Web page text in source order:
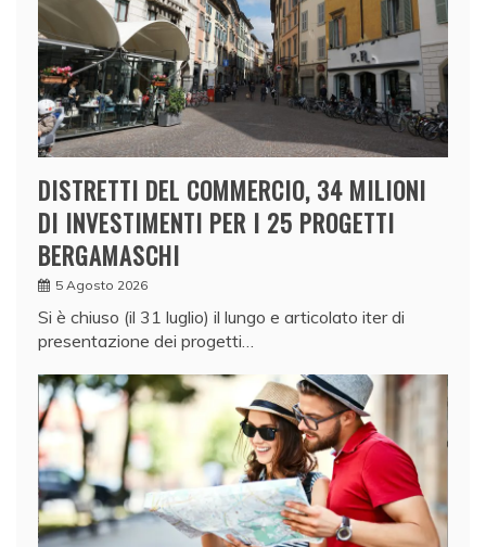
DISTRETTI DEL COMMERCIO, 34 MILIONI
DI INVESTIMENTI PER I 25 PROGETTI
BERGAMASCHI
5 Agosto 2026
Si è chiuso (il 31 luglio) il lungo e articolato iter di
presentazione dei progetti…